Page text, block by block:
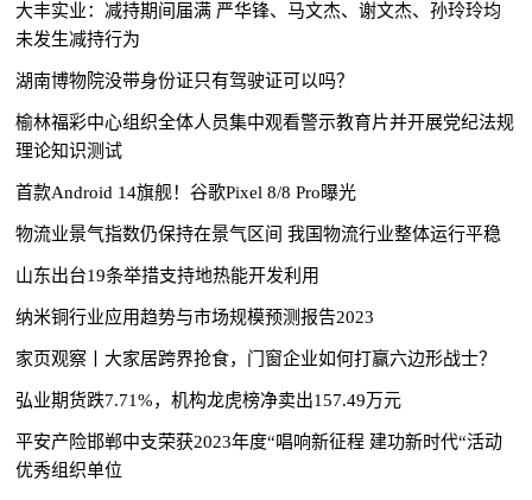
大丰实业：减持期间届满 严华锋、马文杰、谢文杰、孙玲玲均
未发生减持行为
湖南博物院没带身份证只有驾驶证可以吗？
榆林福彩中心组织全体人员集中观看警示教育片并开展党纪法规
理论知识测试
首款Android 14旗舰！谷歌Pixel 8/8 Pro曝光
物流业景气指数仍保持在景气区间 我国物流行业整体运行平稳
山东出台19条举措支持地热能开发利用
纳米铜行业应用趋势与市场规模预测报告2023
家页观察丨大家居跨界抢食，门窗企业如何打赢六边形战士？
弘业期货跌7.71%，机构龙虎榜净卖出157.49万元
平安产险邯郸中支荣获2023年度“唱响新征程 建功新时代“活动
优秀组织单位